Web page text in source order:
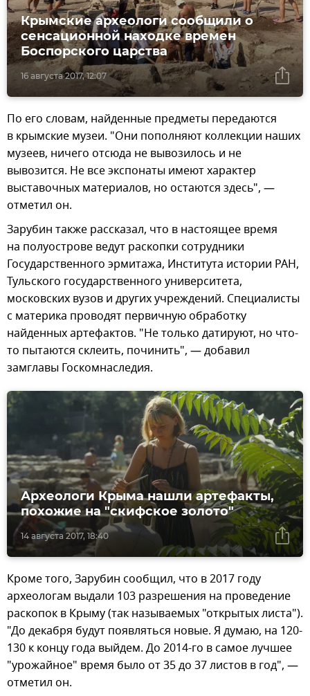
16 августа 2017, 12:07
Крымские археологи сообщили о
сенсационной находке времен
Боспорского царства
По его словам, найденные предметы передаются
в крымские музеи. "Они пополняют коллекции наших
музеев, ничего отсюда не вывозилось и не
вывозится. Не все экспонаты имеют характер
выставочных материалов, но остаются здесь", —
отметил он.
Зарубин также рассказал, что в настоящее время
на полуострове ведут раскопки сотрудники
Государственного эрмитажа, Института истории РАН,
Тульского государственного университета,
московских вузов и других учреждений. Специалисты
с материка проводят первичную обработку
найденных артефактов. "Не только датируют, но что-
то пытаются склеить, починить", — добавил
замглавы Госкомнаследия.
14 августа 2017, 18:40
Археологи Крыма нашли артефакты,
похожие на "скифское золото"
Кроме того, Зарубин сообщил, что в 2017 году
археологам выдали 103 разрешения на проведение
раскопок в Крыму (так называемых "открытых листа").
"До декабря будут появляться новые. Я думаю, на 120-
130 к концу года выйдем. До 2014-го в самое лучшее
"урожайное" время было от 35 до 37 листов в год", —
отметил он.